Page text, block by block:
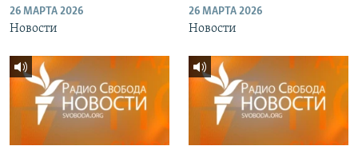
26 МАРТА 2026
Новости
26 МАРТА 2026
Новости